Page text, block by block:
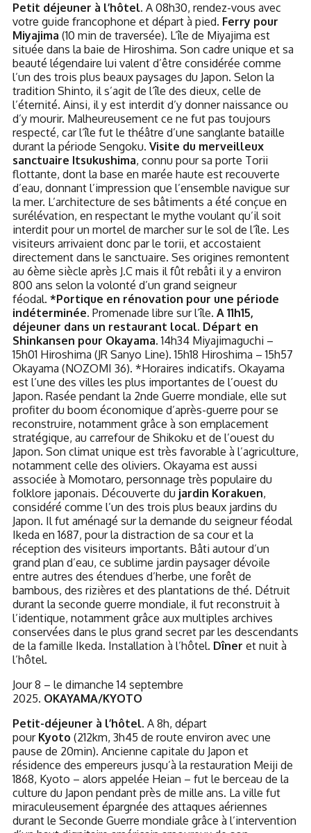
Petit déjeuner à l’hôtel. A 08h30, rendez-vous avec
votre guide francophone et départ à pied. Ferry pour
Miyajima (10 min de traversée). L’île de Miyajima est
située dans la baie de Hiroshima. Son cadre unique et sa
beauté légendaire lui valent d’être considérée comme
l’un des trois plus beaux paysages du Japon. Selon la
tradition Shinto, il s’agit de l’île des dieux, celle de
l’éternité. Ainsi, il y est interdit d’y donner naissance ou
d’y mourir. Malheureusement ce ne fut pas toujours
respecté, car l’île fut le théâtre d’une sanglante bataille
durant la période Sengoku. Visite du merveilleux
sanctuaire Itsukushima, connu pour sa porte Torii
flottante, dont la base en marée haute est recouverte
d’eau, donnant l’impression que l’ensemble navigue sur
la mer. L’architecture de ses bâtiments a été conçue en
surélévation, en respectant le mythe voulant qu’il soit
interdit pour un mortel de marcher sur le sol de l’île. Les
visiteurs arrivaient donc par le torii, et accostaient
directement dans le sanctuaire. Ses origines remontent
au 6ème siècle après J.C mais il fût rebâti il y a environ
800 ans selon la volonté d’un grand seigneur
féodal. *Portique en rénovation pour une période
indéterminée. Promenade libre sur l’île. A 11h15,
déjeuner dans un restaurant local. Départ en
Shinkansen pour Okayama.14h34 Miyajimaguchi –
15h01 Hiroshima (JR Sanyo Line).15h18 Hiroshima – 15h57
Okayama (NOZOMI 36). *Horaires indicatifs. Okayama
est l’une des villes les plus importantes de l’ouest du
Japon. Rasée pendant la 2nde Guerre mondiale, elle sut
profiter du boom économique d’après-guerre pour se
reconstruire, notamment grâce à son emplacement
stratégique, au carrefour de Shikoku et de l’ouest du
Japon. Son climat unique est très favorable à l’agriculture,
notamment celle des oliviers. Okayama est aussi
associée à Momotaro, personnage très populaire du
folklore japonais. Découverte du jardin Korakuen,
considéré comme l’un des trois plus beaux jardins du
Japon. Il fut aménagé sur la demande du seigneur féodal
Ikeda en 1687, pour la distraction de sa cour et la
réception des visiteurs importants. Bâti autour d’un
grand plan d’eau, ce sublime jardin paysager dévoile
entre autres des étendues d’herbe, une forêt de
bambous, des rizières et des plantations de thé. Détruit
durant la seconde guerre mondiale, il fut reconstruit à
l’identique, notamment grâce aux multiples archives
conservées dans le plus grand secret par les descendants
de la famille Ikeda. Installation à l’hôtel. Dîner et nuit à
l’hôtel.
Jour 8 – le dimanche 14 septembre
2025. OKAYAMA/KYOTO
Petit-déjeuner à l’hôtel. A 8h, départ
pour Kyoto (212km, 3h45 de route environ avec une
pause de 20min). Ancienne capitale du Japon et
résidence des empereurs jusqu’à la restauration Meiji de
1868, Kyoto – alors appelée Heian – fut le berceau de la
culture du Japon pendant près de mille ans. La ville fut
miraculeusement épargnée des attaques aériennes
durant le Seconde Guerre mondiale grâce à l’intervention